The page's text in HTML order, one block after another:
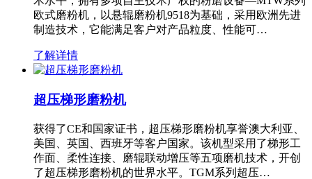
欧式磨粉机，以悬辊磨粉机9518为基础，采用欧洲先进
制造技术，它能满足客户对产品粒度、性能可…
了解详情
超压梯形磨粉机
获得了CE和国家证书，超压梯形磨粉机享誉澳大利亚、
美国、英国、西班牙等客户国家。该机型采用了梯形工
作面、柔性连接、磨辊联动增压等五项磨机技术，开创
了超压梯形磨粉机的世界水平。TGM系列超压…